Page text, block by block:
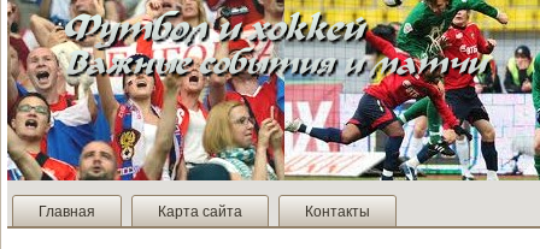
Главная Карта сайта Контакты